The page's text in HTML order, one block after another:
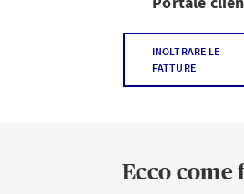
INOLTRARE LE
FATTURE
Ecco come